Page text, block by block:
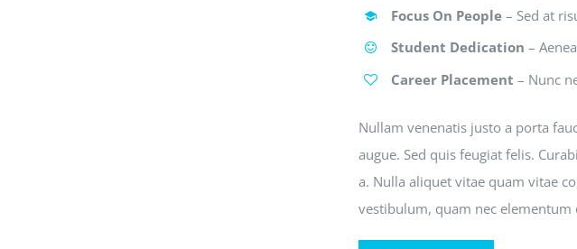
Focus On People – Sed at
Student Dedication –
Career Placement – Nunc
Nullam venenatis justo a porta
augue. Sed quis feugiat felis.
a. Nulla aliquet vitae quam vitae
vestibulum, quam nec